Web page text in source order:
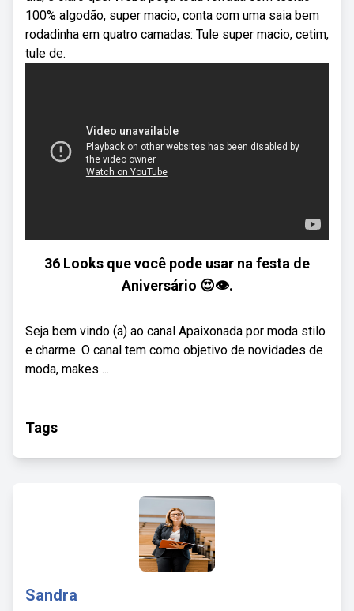
100% algodão, super macio, conta com uma saia bem
rodadinha em quatro camadas: Tule super macio, cetim,
tule de.
36 Looks que você pode usar na festa de
Aniversário 😍👁️.
Seja bem vindo (a) ao canal Apaixonada por moda stilo
e charme. O canal tem como objetivo de novidades de
moda, makes ...
Tags
Sandra